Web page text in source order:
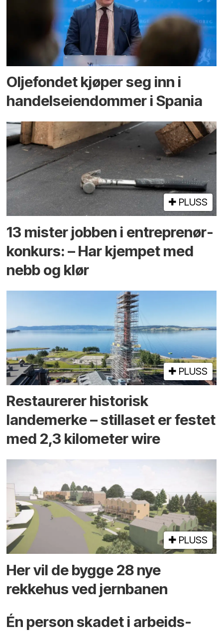
Oljefondet kjøper seg inn i
handels­eiendommer i Spania
PLUSS
13 mister jobben i entreprenør­
konkurs: – Har kjempet med
nebb og klør
PLUSS
Restaurerer historisk
landemerke – stillaset er festet
med 2,3 kilometer wire
PLUSS
Her vil de bygge 28 nye
rekkehus ved jernbanen
Én person skadet i arbeids­